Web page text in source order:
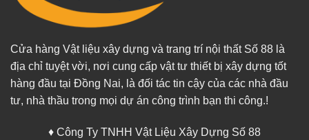
Cửa hàng Vật liệu xây dựng và trang trí nội thất Số 88 là
địa chỉ tuyệt vời, nơi cung cấp vật tư thiết bị xây dựng tốt
hàng đầu tại Đồng Nai, là đối tác tin cậy của các nhà đầu
tư, nhà thầu trong mọi dự án công trình bạn thi công.!
♦ Công Ty TNHH Vật Liệu Xây Dựng Số 88